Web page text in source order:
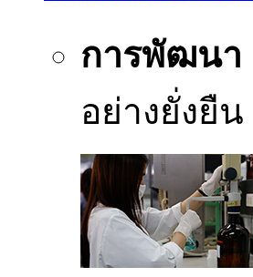
การพัฒนา
อย่างยั่งยืน